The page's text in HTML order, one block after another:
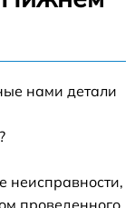
нами детали
неисправности,
проведенного